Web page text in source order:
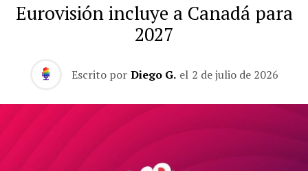
Eurovisión incluye a Canadá para
2027
Escrito por Diego G. el 2 de julio de 2026